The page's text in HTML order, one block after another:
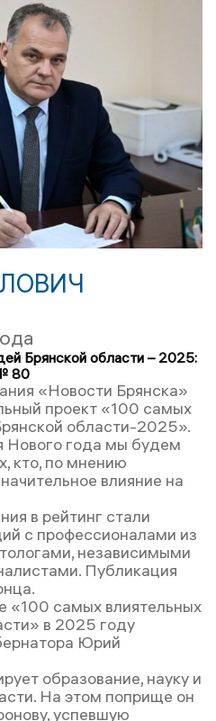
Брянской области – 2025:
80
«Новости Брянска»
проект «100 самых
области-2025».
Нового года мы будем
кто, по мнению
влияние на
в рейтинг стали
с профессионалами из
независимыми
Публикация
«100 самых влиятельных
в 2025 году
Юрий
образование, науку и
На этом поприще он
успевшую